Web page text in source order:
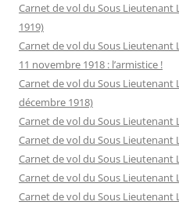
Carnet de vol du Sous
1919)
Carnet de vol du Sous Lieutenant
11 novembre 1918 : l’armistice !
Carnet de vol du Sous Lieutenant
décembre 1918)
Carnet de vol du Sous Lieutenant
Carnet de vol du Sous Lieutenant
Carnet de vol du Sous Lieutenant
Carnet de vol du Sous Lieutenant
Carnet de vol du Sous Lieutenant